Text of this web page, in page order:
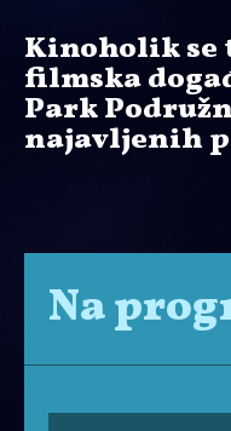
Kinoholik
filmska
Park
najavljenih
Na